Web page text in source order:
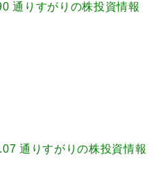
通りすがりの株投資情報
通りすがりの株投資情報